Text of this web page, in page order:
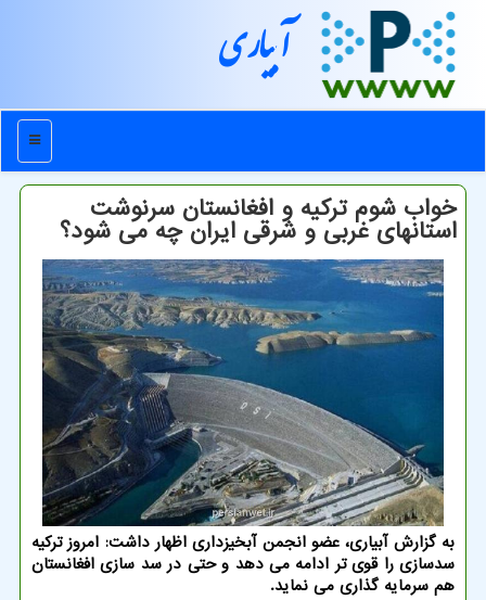
آبیاری
منو
خواب شوم ترکیه و افغانستان سرنوشت
استانهای غربی و شرقی ایران چه می شود؟
به گزارش آبیاری، عضو انجمن آبخیزداری اظهار داشت: امروز ترکیه
سدسازی را قوی تر ادامه می دهد و حتی در سد سازی افغانستان
هم سرمایه گذاری می نماید.